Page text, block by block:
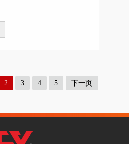
2 3 4 5 下一页